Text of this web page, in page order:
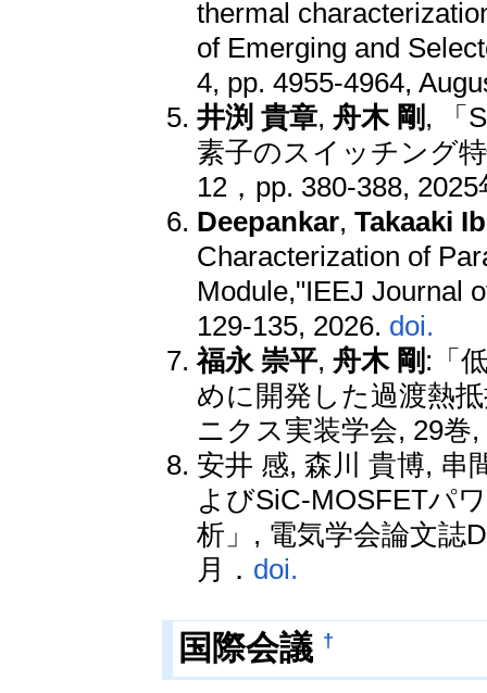
thermal
of Emerging and
4, pp. 4955-4964,
井渕 貴章,舟木 剛 , 「
素子のスイッチング
12，pp. 380-388,
Deepankar,Takaaki
Characterization of
Module,"IEEJ Journal
129-135, 2026. doi.
福永 崇平,舟木 剛 :「
めに開発した過渡熱
ニクス実装学会, 29巻
安井 感, 森川 貴博, 串
よびSiC-MOSFETパ
析」, 電気学会論文誌
月． doi.
国際会議 †